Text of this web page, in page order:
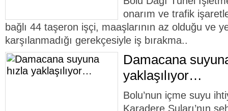
onarım ve trafik
bağlı 44 taşeron işçi, maaşlarının az olduğu ve
karşılanmadığı gerekçesiyle iş bırakma..
Damacana
yaklaşılıyor…
Bolu’nun içme suyu
Karadere Suları’nın